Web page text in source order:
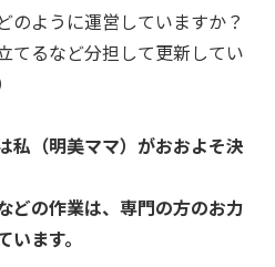
のように運営していますか？
てるなど分担して更新してい
私（明美ママ）がおおよそ決
どの作業は、専門の方のお力
ます。